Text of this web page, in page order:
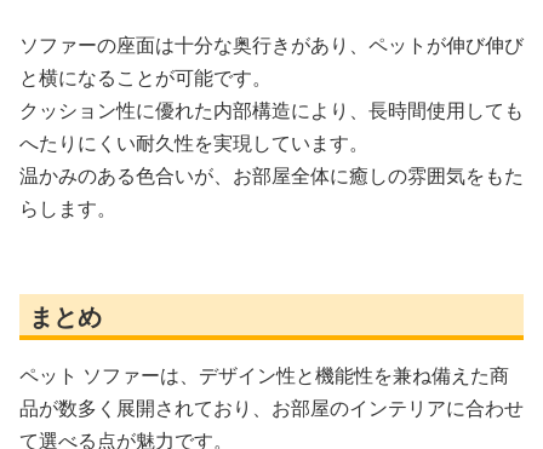
ソファーの座面は十分な奥行きがあり、ペットが伸び伸び
と横になることが可能です。
クッション性に優れた内部構造により、長時間使用しても
へたりにくい耐久性を実現しています。
温かみのある色合いが、お部屋全体に癒しの雰囲気をもた
らします。
まとめ
ペット ソファーは、デザイン性と機能性を兼ね備えた商
品が数多く展開されており、お部屋のインテリアに合わせ
て選べる点が魅力です。